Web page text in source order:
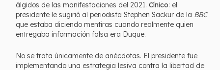
álgidos de las manifestaciones del 2021. Cínico: el
presidente le sugirió al periodista Stephen Sackur de la BBC
que estaba diciendo mentiras cuando realmente quien
entregaba información falsa era Duque.
No se trata únicamente de anécdotas. El presidente fue
implementando una estrategia lesiva contra la libertad de